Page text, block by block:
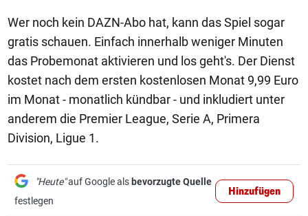
Wer noch kein DAZN-Abo hat, kann das Spiel sogar
gratis schauen. Einfach innerhalb weniger Minuten
das Probemonat aktivieren und los geht's. Der Dienst
kostet nach dem ersten kostenlosen Monat 9,99 Euro
im Monat - monatlich kündbar - und inkludiert unter
anderem die Premier League, Serie A, Primera
Division, Ligue 1.
"Heute"auf Google als bevorzugte Quelle
festlegen
Hinzufügen